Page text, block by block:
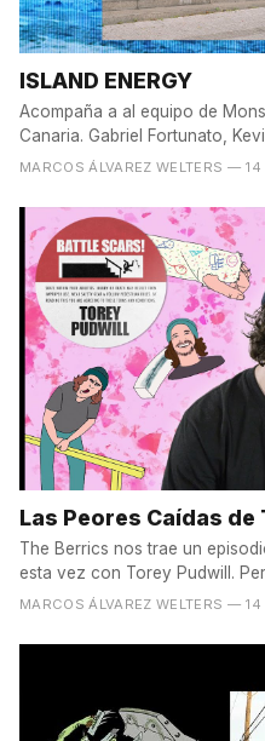
ISLAND ENERGY
Acompaña a al equipo de
Canaria. Gabriel Fortunato,
MARCOS ÁLVAREZ WELTERS — 14
Las Peores Caídas de
The Berrics nos trae un
esta vez con Torey Pudwill.
MARCOS ÁLVAREZ WELTERS — 14